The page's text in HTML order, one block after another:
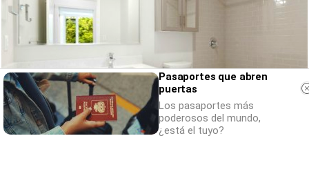
Pasaportes que abren
puertas
Los pasaportes más
poderosos del mundo,
¿está el tuyo?